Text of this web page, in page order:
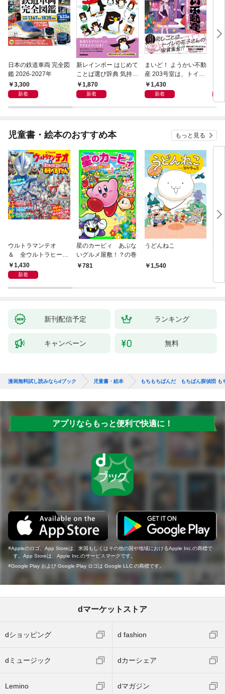
日本の鉄道車両 完全図
鑑 2026-2027年
3,300
新着
新レインボー はじめて
ことば選び辞典 気持ち
のことば
1,870
新着
まいど！ ようかい不動
産 203号室は、トイレ
の花子さんの部屋？
1,430
新着
児童書・絵本のおすすめ本 もっと見る
ウルトラマンテオ
＆ 全ウルトラヒーロ
ー大集合 あそべるず
かん
1,430
新着
星のカービィ あぶな
いグルメ屋敷！？の巻
781
うどんねこ
1,540
放
新刊配信予定 ランキング
キャンペーン 無料
漫画無料試し読みならdブック 児童書・絵本 もちもちぱんだ もちぱん探偵団 も
アプリならもっと便利で快適に！
Appleのロゴ、App Storeは、米国もしくはその他の国や地域におけるApple Inc.の商標で
す。App Storeは、Apple Inc.のサービスマークです。
Google Play および Google Play ロゴは Google LLC の商標です。
dマーケットストア
dショッピング d fashion
dミュージック dカーシェア
Lemino dマガジン